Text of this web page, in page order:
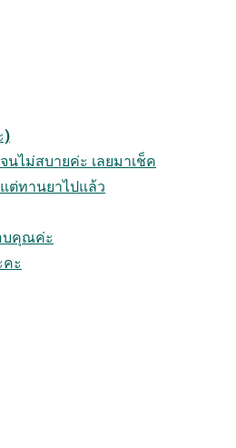
)
ไม่สบายค่ะ เลยมาเช็ค
ต่ทานยาไปแล้ว
บคุณค่ะ
ะ